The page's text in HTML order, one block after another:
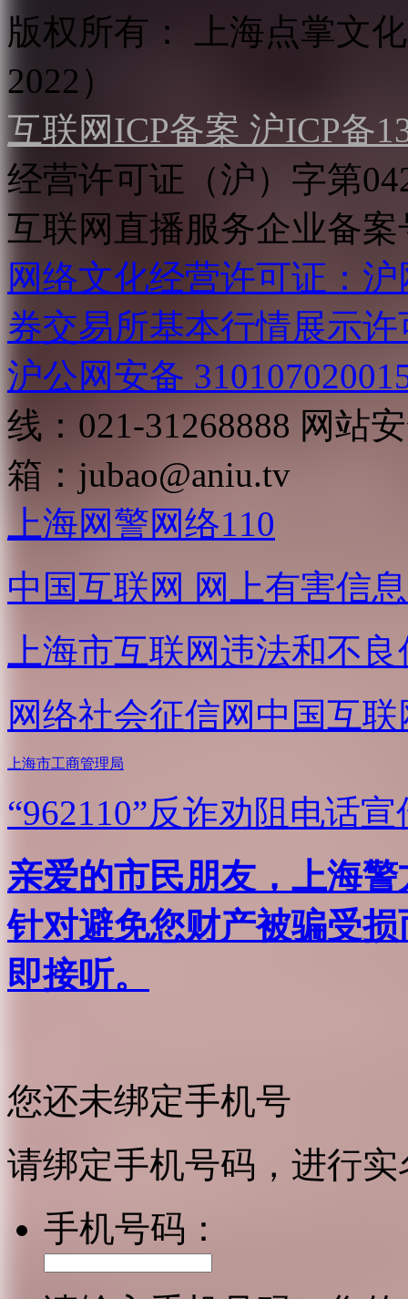
版权所有：
上海点掌文
2022）
互联网ICP备案 沪ICP备
经营许可证（沪）字第
互联网直播服务企业备案
网络文化经营许可证：
券交易所基本行情展示许
沪公网安备
线：021-31268888 网站
箱： jubao@aniu.tv
上海网警网络110
中国互联网 网上有害信
上海市互联网违法和不
网络社会征信网 中国互
上海市工商管理局
“962110”反诈劝阻电话宣
亲爱的市民朋友，上海
针对避免您财产被骗受
即接听。
您还未绑定手机号
请绑定手机号码，进行
手机号码：